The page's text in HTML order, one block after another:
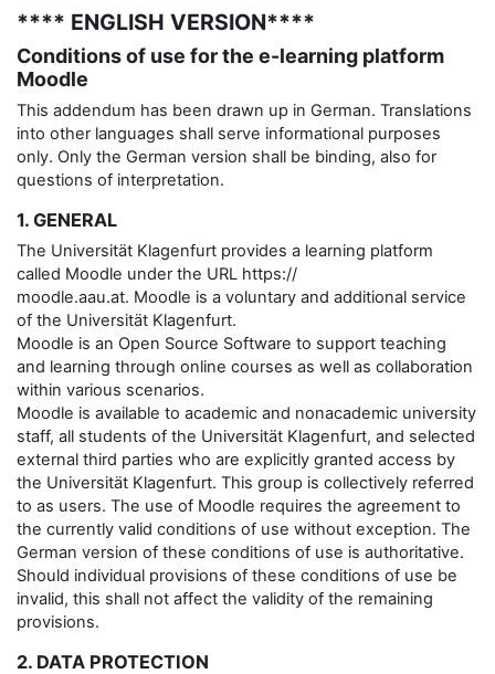
**** ENGLISH VERSION****
Conditions of use for the e-learning platform
Moodle
This addendum has been drawn up in German. Translations
into other languages shall serve informational purposes
only. Only the German version shall be binding, also for
questions of interpretation.
1. GENERAL
The Universität Klagenfurt provides a learning platform
called Moodle under the URL https://
moodle.aau.at. Moodle is a voluntary and additional service
of the Universität Klagenfurt.
Moodle is an Open Source Software to support teaching
and learning through online courses as well as collaboration
within various scenarios.
Moodle is available to academic and nonacademic university
staff, all students of the Universität Klagenfurt, and selected
external third parties who are explicitly granted access by
the Universität Klagenfurt. This group is collectively referred
to as users. The use of Moodle requires the agreement to
the currently valid conditions of use without exception. The
German version of these conditions of use is authoritative.
Should individual provisions of these conditions of use be
invalid, this shall not affect the validity of the remaining
provisions.
2. DATA PROTECTION